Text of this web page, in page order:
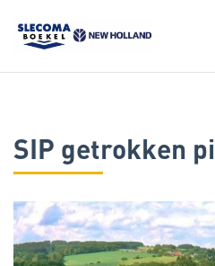
SIP getrokken